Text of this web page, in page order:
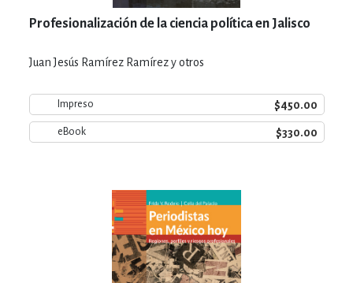
Profesionalización de la ciencia política en Jalisco
Juan Jesús Ramírez Ramírez y otros
Impreso $450.00
eBook $330.00